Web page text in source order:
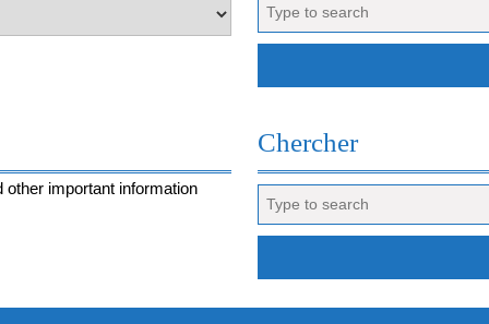
for:
important information
Chercher
for: